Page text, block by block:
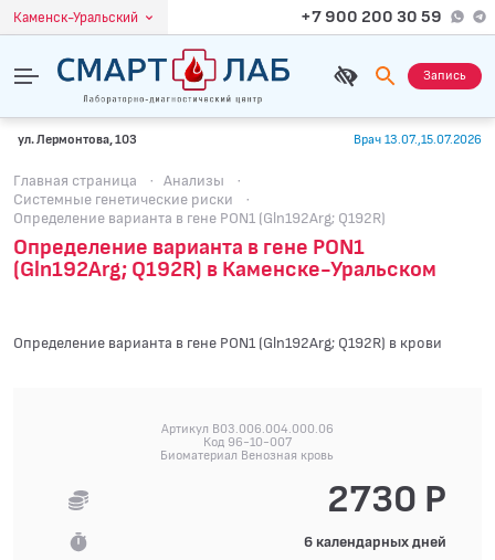
Каменск-Уральский +7 900 200 30 59
Запись
ул. Лермонтова, 103 Врач 13.07.,15.07.2026
Главная страница · Анализы
·
Системные генетические риски
·
Определение варианта в гене PON1 (Gln192Arg; Q192R)
Определение варианта в гене PON1
(Gln192Arg; Q192R) в Каменске-Уральском
Определение варианта в гене PON1 (Gln192Arg; Q192R) в крови
Артикул B03.006.004.000.06
Код 96-10-007
Биоматериал Венозная кровь
2730 Р
6 календарных дней